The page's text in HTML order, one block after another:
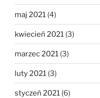
maj 2021 (4)
kwiecień 2021 (3)
marzec 2021 (3)
luty 2021 (3)
styczeń 2021 (6)